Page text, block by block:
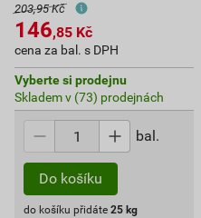
203,95 Kč
146,85 Kč
cena za bal. s DPH
Vyberte si prodejnu
Skladem v (73) prodejnách
bal.
Do košíku
do košíku přidáte 25 kg